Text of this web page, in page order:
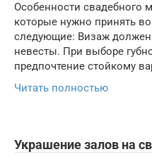
Особенности
которые нужно принять
следующие: Визаж должен
невесты. При выборе
предпочтение стойкому
Читать полностью
Украшение залов на